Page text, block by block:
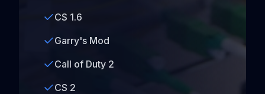
CS 1.6
Garry's Mod
Call of Duty 2
CS 2